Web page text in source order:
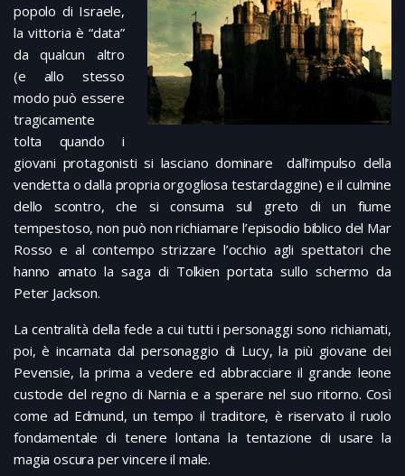
popolo di Israele,
la vittoria è “data”
da qualcun altro
(e allo stesso
modo può essere
tragicamente
tolta quando i
giovani protagonisti si lasciano dominare dall’impulso della
vendetta o dalla propria orgogliosa testardaggine) e il culmine
dello scontro, che si consuma sul greto di un fiume
tempestoso, non può non richiamare l’episodio biblico del Mar
Rosso e al contempo strizzare l’occhio agli spettatori che
hanno amato la saga di Tolkien portata sullo schermo da
Peter Jackson.
La centralità della fede a cui tutti i personaggi sono richiamati,
poi, è incarnata dal personaggio di Lucy, la più giovane dei
Pevensie, la prima a vedere ed abbracciare il grande leone
custode del regno di Narnia e a sperare nel suo ritorno. Così
come ad Edmund, un tempo il traditore, è riservato il ruolo
fondamentale di tenere lontana la tentazione di usare la
magia oscura per vincere il male.